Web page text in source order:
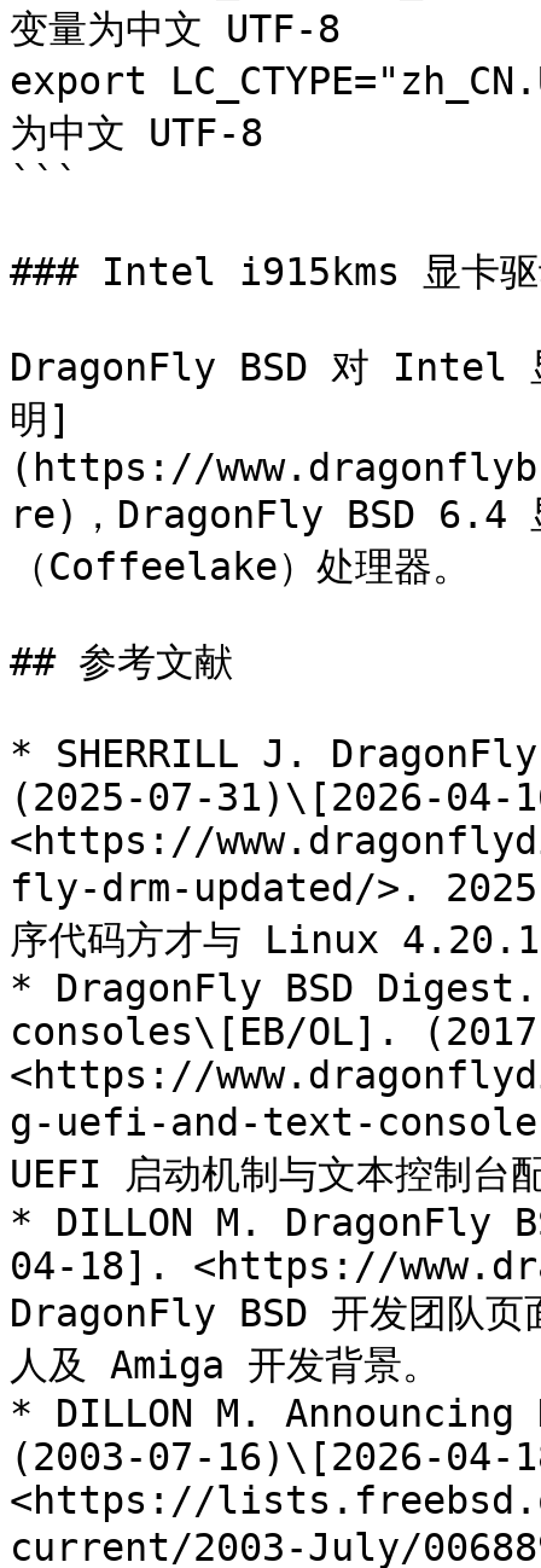
变量为中文 UTF-8
export
为中文 UTF-8
```
### Intel i915kms 显卡驱
DragonFly BSD 对 Intel 显
明]
(https://
re)，DragonFly BSD 6.4
（Coffeelake）处理器。
## 参考文献
* SHERRILL J.
(2025-07-31)\[2026-04-
<https://
fly-drm-updated/>. 2025
序代码方才与 Linux
* DragonFly BSD
consoles\[EB/OL].
<https://
g-uefi-and-text-
UEFI 启动机制与文本控制台
* DILLON M.
04-18]. <https://
DragonFly BSD 开发团队
人及 Amiga 开发背景。
* DILLON M.
(2003-07-16)\[2026-04-
<https://
current/2003-July/